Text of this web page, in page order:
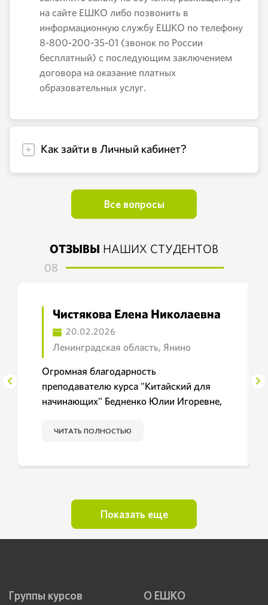
на сайте ЕШКО либо позвонить в
информационную службу ЕШКО по телефону
8-800-200-35-01 (звонок по России
бесплатный) с последующим заключением
договора на оказание платных
образовательных услуг.
Как зайти в Личный кабинет?
Все вопросы
ОТЗЫВЫ НАШИХ СТУДЕНТОВ
08
Чистякова Елена Николаевна
20.02.2026
Ленинградская область, Янино
Огромная благодарность
преподавателю курса "Китайский для
начинающих" Бедненко Юлии Игоревне,
сложного языка. Я очень довольна
произношению, в конце каждого урока
дается проверочный тест на закрепление
материала. Очень полезный курс, дает
ЧИТАТЬ ПОЛНОСТЬЮ
Показать еще
Группы курсов О ЕШКО